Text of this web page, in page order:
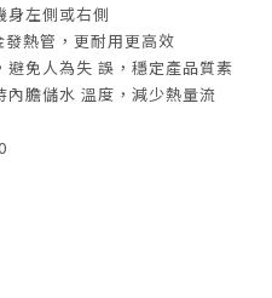
身左側或右側
熱管，更耐用更高效
免人為失 誤，穩定產品質素
膽儲水 溫度，減少熱量流